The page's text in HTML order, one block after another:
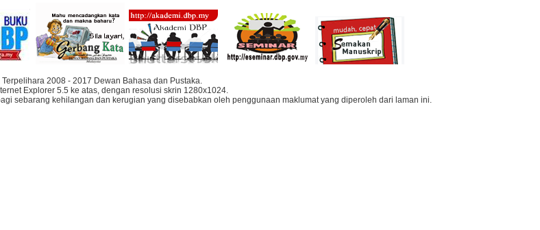
2008 - 2017 Dewan Bahasa dan Pustaka.
Explorer 5.5 ke atas, dengan resolusi skrin 1280x1024.
sebarang kehilangan dan kerugian yang disebabkan oleh penggunaan maklumat yang diperoleh dari laman ini.